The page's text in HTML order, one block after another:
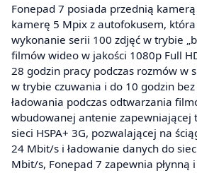
Fonepad 7 posiada przednią
kamerę 5 Mpix z autofokusem,
wykonanie serii 100 zdjęć w trybie
filmów wideo w jakości 1080p Full
28 godzin pracy podczas rozmów w
w trybie czuwania i do 10 godzin bez
ładowania podczas odtwarzania
wbudowanej antenie zapewniającej
sieci HSPA+ 3G, pozwalającej na
24 Mbit/s i ładowanie danych do
Mbit/s, Fonepad 7 zapewnia płynną i